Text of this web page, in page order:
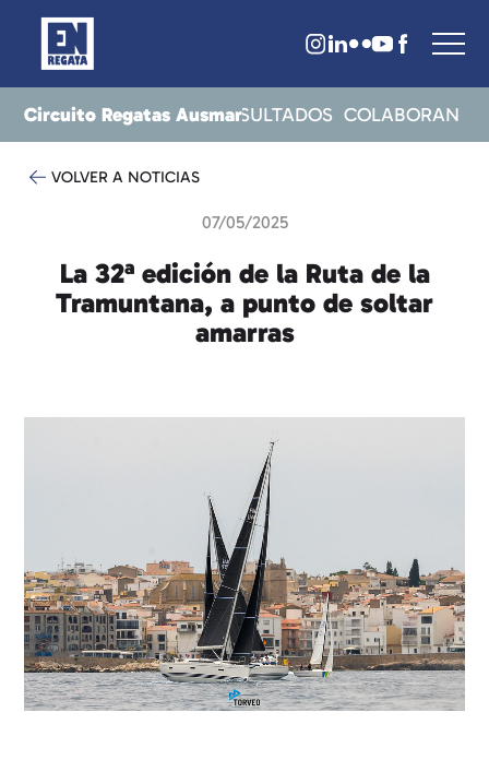
Circuito Regatas Ausmar
NOTICIAS TOA RESULTADOS COLABORAN
VOLVER A NOTICIAS
07/05/2025
La 32ª edición de la Ruta de la
Tramuntana, a punto de soltar
amarras